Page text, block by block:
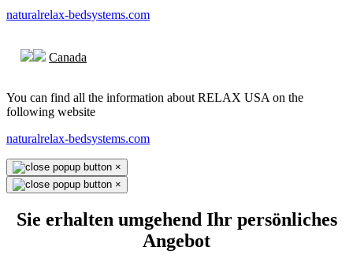
naturalrelax-bedsystems.com
Canada
You can find all the information about RELAX USA on the
following website
naturalrelax-bedsystems.com
×
×
Sie erhalten umgehend Ihr persönliches
Angebot